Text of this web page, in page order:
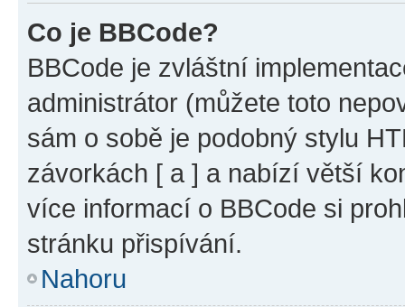
Co je BBCode?
BBCode je zvláštní
administrátor (můžete toto
sám o sobě je podobný stylu
závorkách [ a ] a nabízí větší
více informací o BBCode si
stránku přispívání.
Nahoru